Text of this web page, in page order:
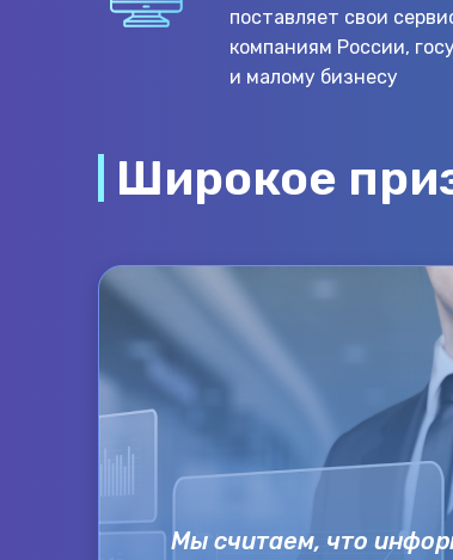
поставляет свои
компаниям России,
и малому бизнесу
Широкое
Мы считаем, что